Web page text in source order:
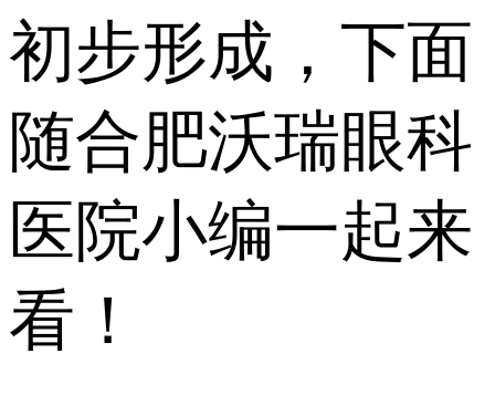
初步形成，下面
随合肥沃瑞眼科
医院小编一起来
看！